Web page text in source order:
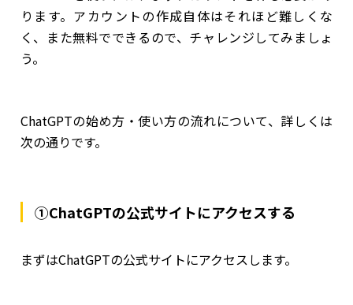
ります。アカウントの作成自体はそれほど難しくな
く、また無料でできるので、チャレンジしてみましょ
う。
ChatGPTの始め方・使い方の流れについて、詳しくは
次の通りです。
①ChatGPTの公式サイトにアクセスする
まずはChatGPTの公式サイトにアクセスします。